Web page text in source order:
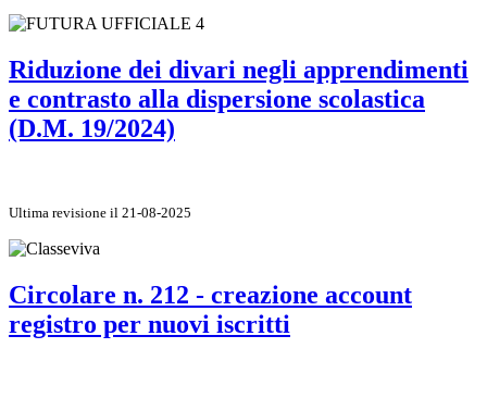
Riduzione dei divari negli apprendimenti
e contrasto alla dispersione scolastica
(D.M. 19/2024)
Ultima revisione il 21-08-2025
Circolare n. 212 - creazione account
registro per nuovi iscritti